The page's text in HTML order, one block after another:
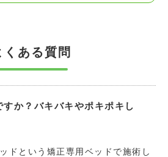
くある質問
か？バキバキやポキポキし
ドという矯正専用ベッドで施術し